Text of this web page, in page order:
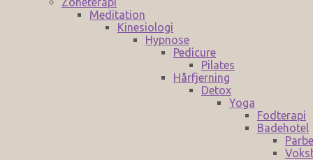
Meditation
Kinesiologi
Hypnose
Pedicure
Pilates
Hårfjerning
Detox
Yoga
Fodterapi
Badehotel